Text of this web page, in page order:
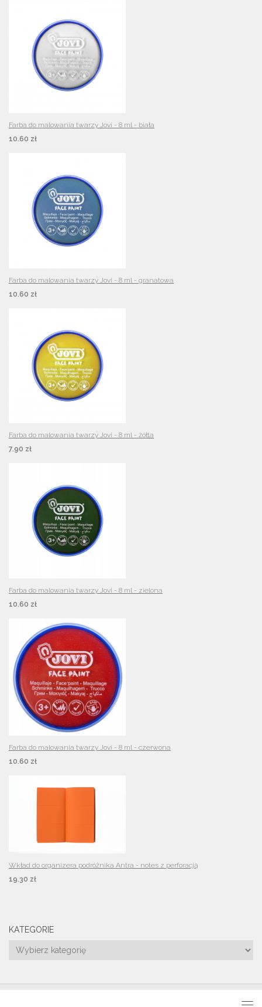
Farba do malowania twarzy Jovi - 8 ml - biała
10.60 zł
Farba do malowania twarzy Jovi - 8 ml - granatowa
10.60 zł
Farba do malowania twarzy Jovi - 8 ml - żółta
7.90 zł
Farba do malowania twarzy Jovi - 8 ml - zielona
10.60 zł
Farba do malowania twarzy Jovi - 8 ml - czerwona
10.60 zł
Wkład do organizera podróżnika Antra - notes z perforacją
19.30 zł
KATEGORIE
Kategorie